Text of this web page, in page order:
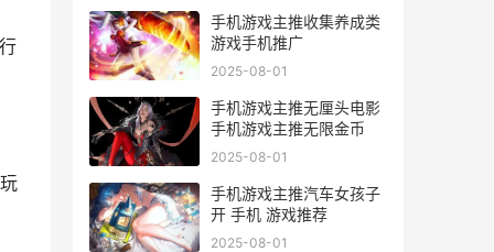
手机游戏主推收集养成类
游戏手机推广
2025-08-01
手机游戏主推无厘头电影
手机游戏主推无限金币
2025-08-01
手机游戏主推汽车女孩子
开 手机 游戏推荐
2025-08-01